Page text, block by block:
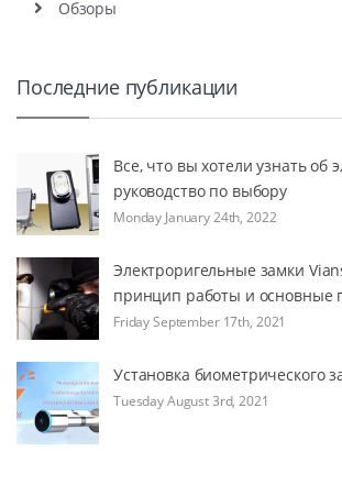
Обзоры
Последние публикации
Все, что вы хотели узнать об
руководство по выбору
Monday January 24th, 2022
Электроригельные замки
принцип работы и основные
Friday September 17th, 2021
Установка биометрического
Tuesday August 3rd, 2021